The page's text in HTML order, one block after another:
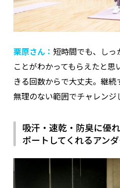
栗原さん： 短時間でも、しっ
ことがわかってもらえたと思
きる回数からで大丈夫。継続
無理のない範囲でチャレンジ
吸汗・速乾・防臭に優
ポートしてくれるアン